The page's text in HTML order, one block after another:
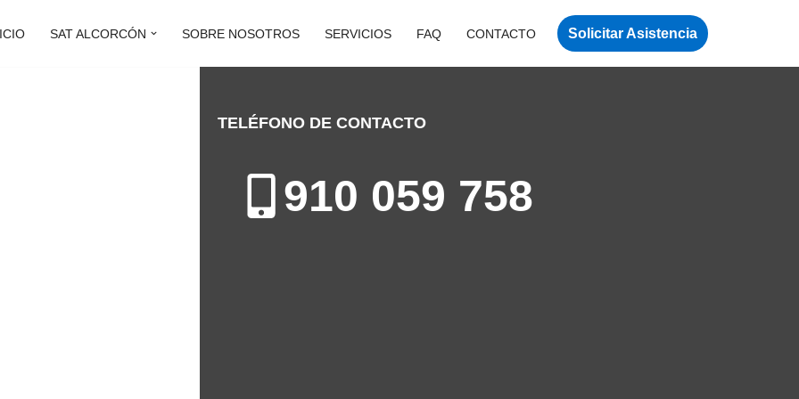
SAT ALCORCÓN SOBRE NOSOTROS SERVICIOS FAQ CONTACTO Solicitar Asistencia
TELÉFONO DE CONTACTO
910 059 758